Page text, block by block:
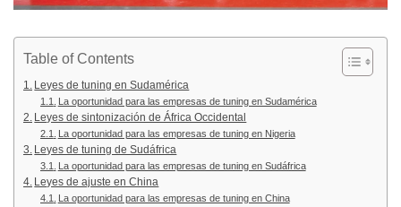
Table of Contents
Leyes de tuning en Sudamérica
La oportunidad para las empresas de tuning en Sudamérica
Leyes de sintonización de África Occidental
La oportunidad para las empresas de tuning en Nigeria
Leyes de tuning de Sudáfrica
La oportunidad para las empresas de tuning en Sudáfrica
Leyes de ajuste en China
La oportunidad para las empresas de tuning en China